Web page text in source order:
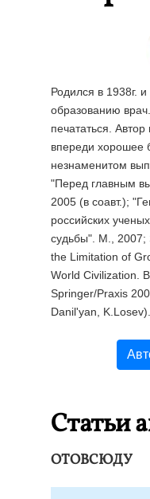
Родился в 1938г.
образованию
печататься.
впереди хорошее
незнаменитом
"Перед главным
2005 (в соавт.);
российских
судьбы". М., 2007;
the Limitation of
World Civilization.
Springer/Praxis
Danil'yan,
Статьи
ОТОВСЮДУ